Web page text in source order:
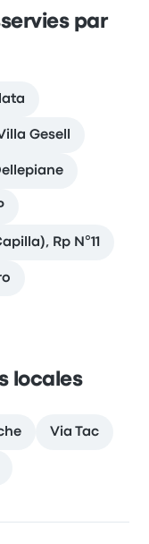
par
Gesell
Rp N°11
locales
Via Tac